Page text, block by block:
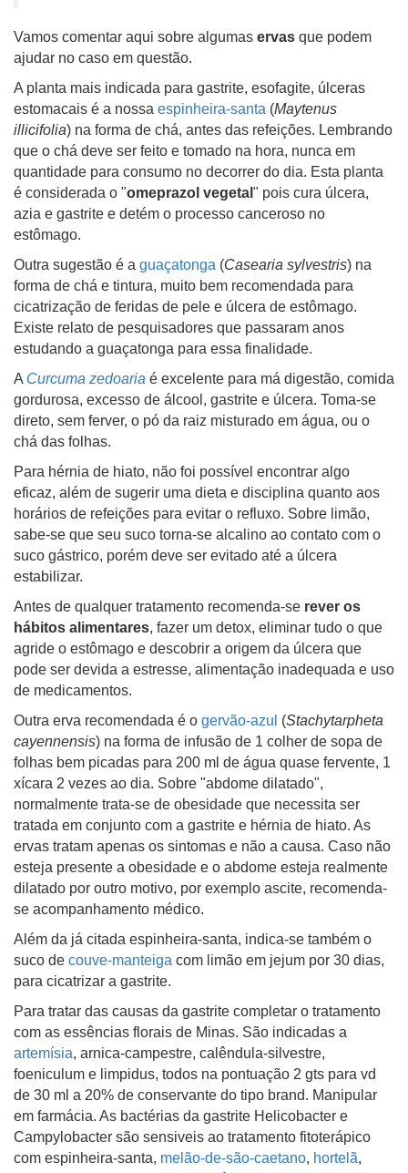
Vamos comentar aqui sobre algumas ervas que podem
ajudar no caso em questão.
A planta mais indicada para gastrite, esofagite, úlceras
estomacais é a nossa espinheira-santa (Maytenus
illicifolia) na forma de chá, antes das refeições. Lembrando
que o chá deve ser feito e tomado na hora, nunca em
quantidade para consumo no decorrer do dia. Esta planta
é considerada o "omeprazol vegetal " pois cura úlcera,
azia e gastrite e detém o processo canceroso no
estômago.
Outra sugestão é a guaçatonga (Casearia sylvestris) na
forma de chá e tintura, muito bem recomendada para
cicatrização de feridas de pele e úlcera de estômago.
Existe relato de pesquisadores que passaram anos
estudando a guaçatonga para essa finalidade.
A Curcuma zedoaria é excelente para má digestão, comida
gordurosa, excesso de álcool, gastrite e úlcera. Toma-se
direto, sem ferver, o pó da raiz misturado em água, ou o
chá das folhas.
Para hérnia de hiato, não foi possível encontrar algo
eficaz, além de sugerir uma dieta e disciplina quanto aos
horários de refeições para evitar o refluxo. Sobre limão,
sabe-se que seu suco torna-se alcalino ao contato com o
suco gástrico, porém deve ser evitado até a úlcera
estabilizar.
Antes de qualquer tratamento recomenda-se rever os
hábitos alimentares, fazer um detox, eliminar tudo o que
agride o estômago e descobrir a origem da úlcera que
pode ser devida a estresse, alimentação inadequada e uso
de medicamentos.
Outra erva recomendada é o gervão-azul (Stachytarpheta
cayennensis) na forma de infusão de 1 colher de sopa de
folhas bem picadas para 200 ml de água quase fervente, 1
xícara 2 vezes ao dia. Sobre "abdome dilatado",
normalmente trata-se de obesidade que necessita ser
tratada em conjunto com a gastrite e hérnia de hiato. As
ervas tratam apenas os sintomas e não a causa. Caso não
esteja presente a obesidade e o abdome esteja realmente
dilatado por outro motivo, por exemplo ascite, recomenda-
se acompanhamento médico.
Além da já citada espinheira-santa, indica-se também o
suco de couve-manteiga com limão em jejum por 30 dias,
para cicatrizar a gastrite.
Para tratar das causas da gastrite completar o tratamento
com as essências florais de Minas. São indicadas a
artemísia, arnica-campestre, calêndula-silvestre,
foeniculum e limpidus, todos na pontuação 2 gts para vd
de 30 ml a 20% de conservante do tipo brand. Manipular
em farmácia. As bactérias da gastrite Helicobacter e
Campylobacter são sensiveis ao tratamento fitoterápico
com espinheira-santa, melão-de-são-caetano, hortelã,